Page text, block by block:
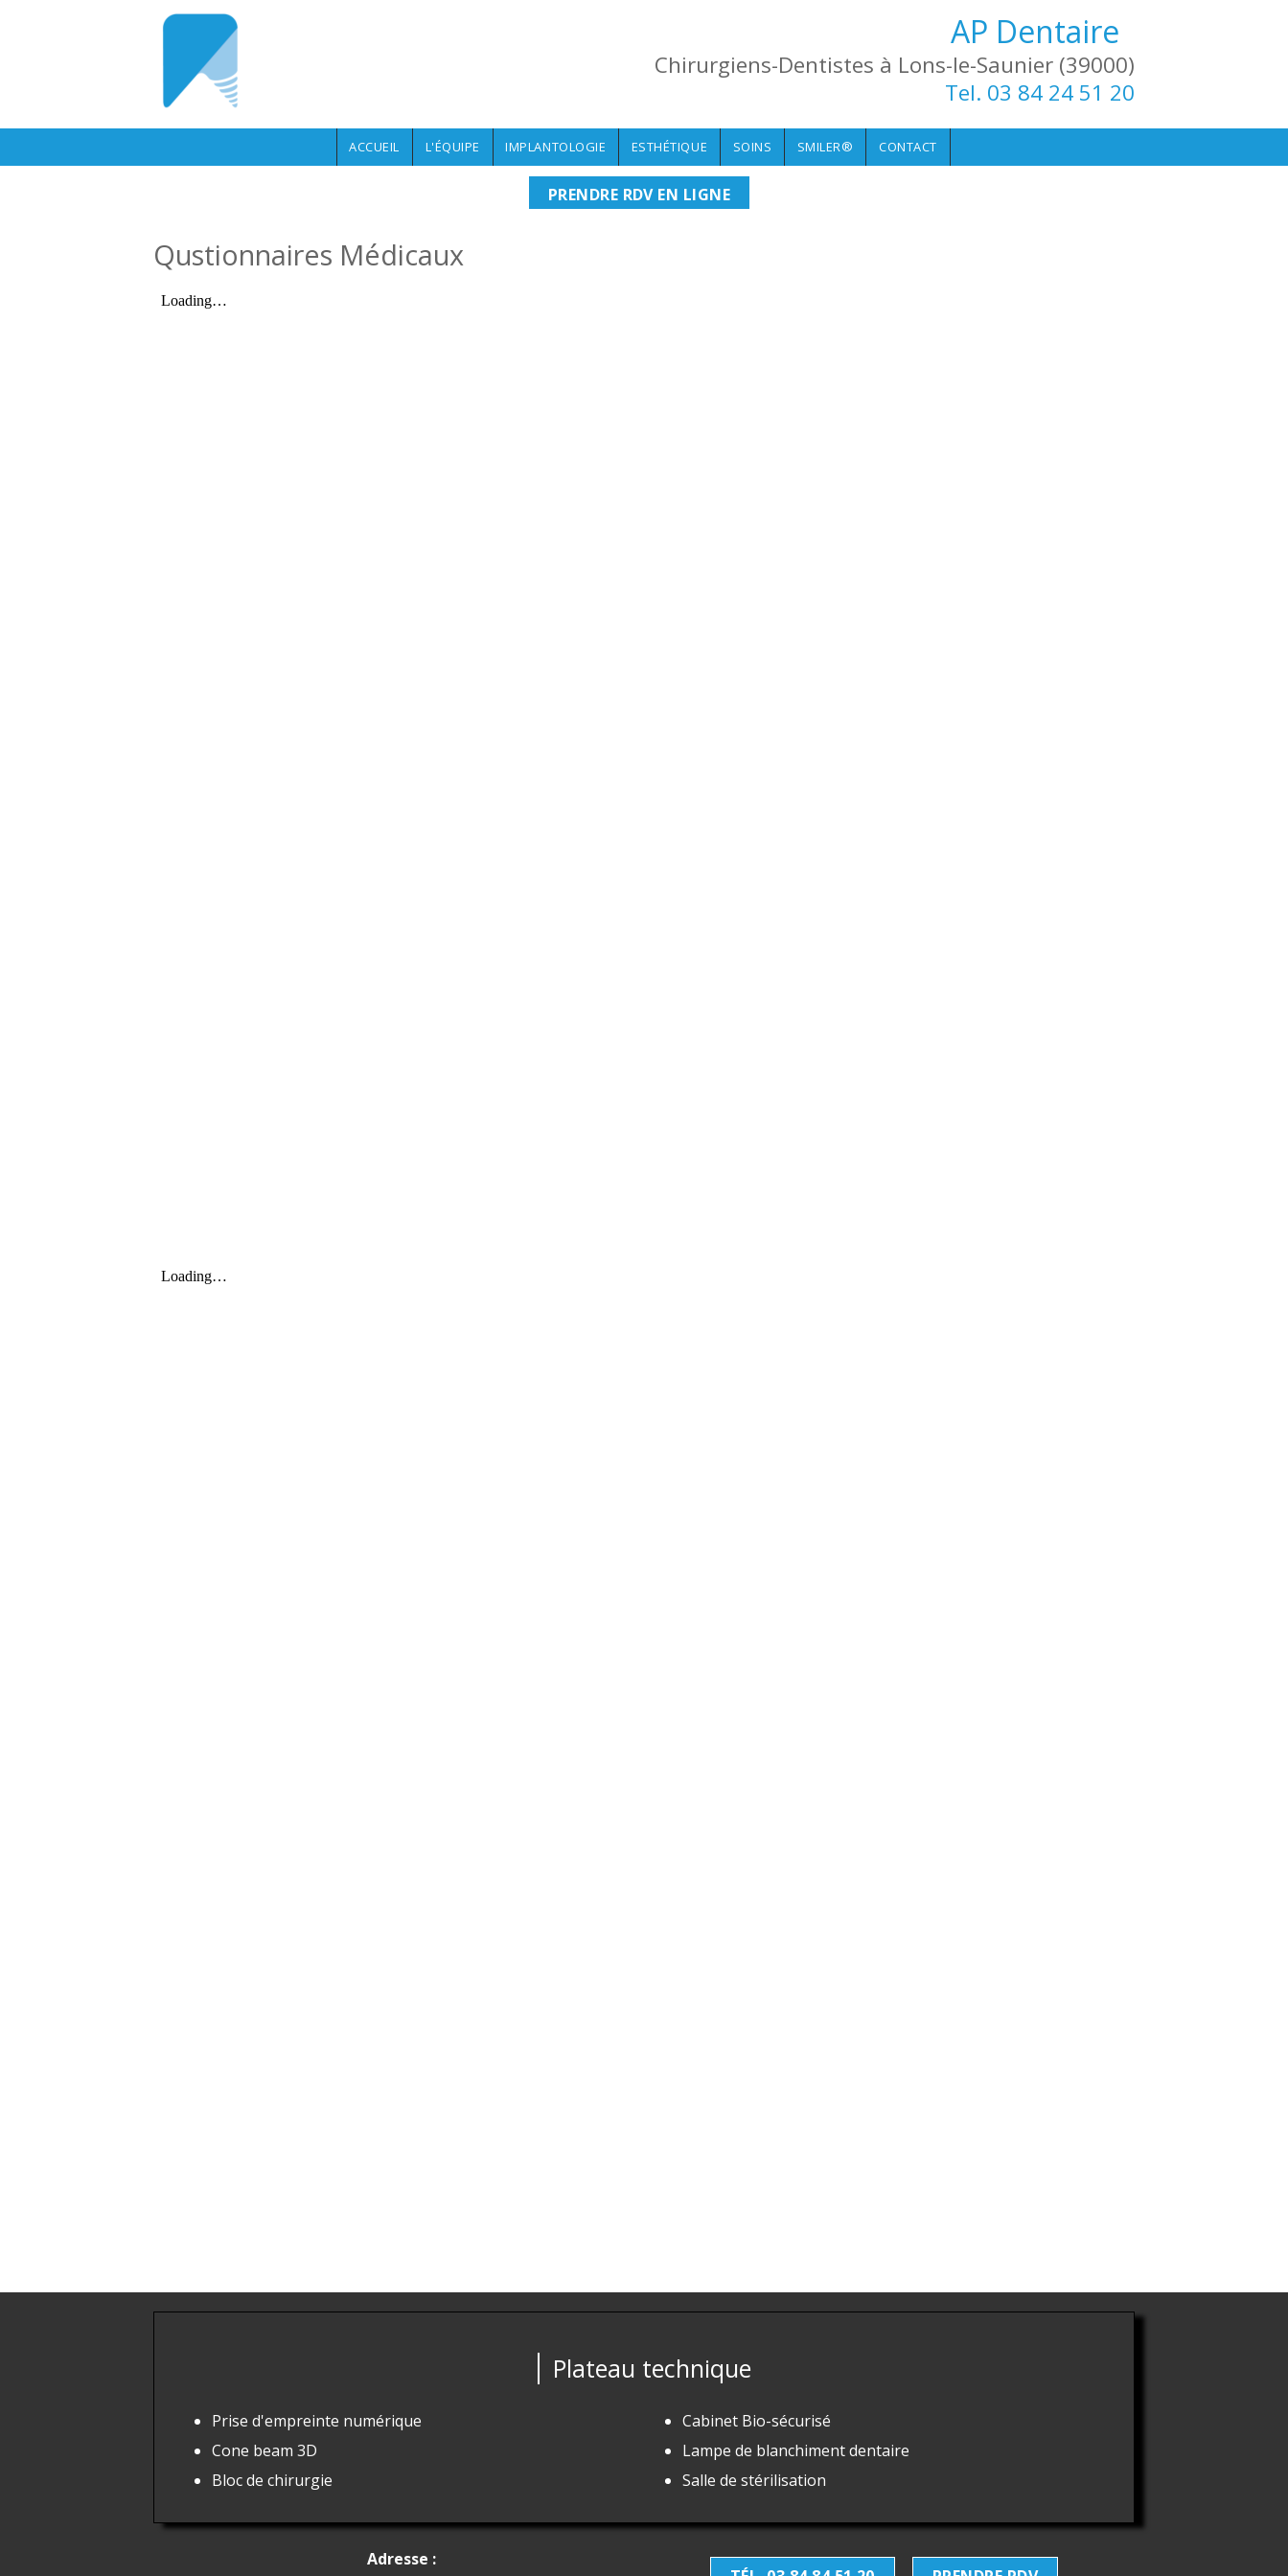
Aller au contenu principal AP Dentaire
Chirurgiens-Dentistes à Lons-le-Saunier (39000)
Tel. 03 84 24 51 20
ACCUEIL L'ÉQUIPE IMPLANTOLOGIE ESTHÉTIQUE SOINS SMILER® CONTACT
PRENDRE RDV EN LIGNE
Qustionnaires Médicaux
Plateau technique
Prise d'empreinte numérique
Cone beam 3D
Bloc de chirurgie
Cabinet Bio-sécurisé
Lampe de blanchiment dentaire
Salle de stérilisation
Adresse :